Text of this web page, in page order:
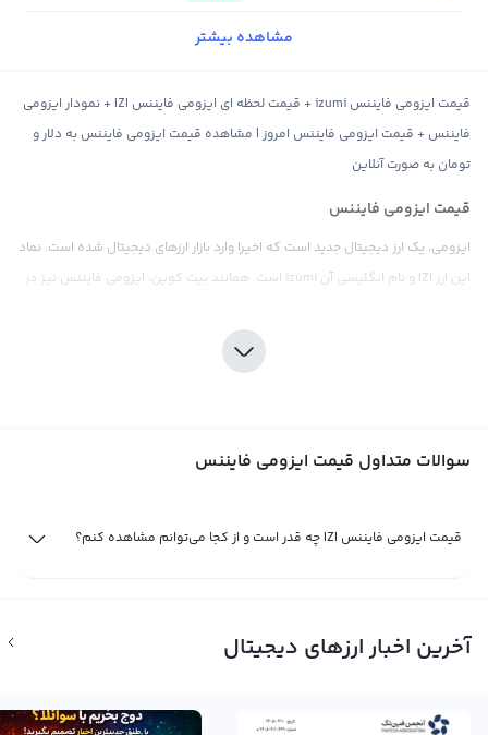
مشاهده بیشتر
قیمت ایزومی فایننس izumi + قیمت لحظه ای ایزومی فایننس IZI + نمودار ایزومی
فایننس + قیمت ایزومی فایننس امروز | مشاهده قیمت ایزومی فایننس به دلار و
تومان به صورت آنلاین
قیمت ایزومی فایننس
ایزومی، یک ارز دیجیتال جدید است که اخیرا وارد بازار ارزهای دیجیتال شده است. نماد
این ارز IZI و نام انگلیسی آن izumi است. همانند بیت کوین، ایزومی فایننس نیز در
عرضه و تقاضا در صرافی‌های ارز دیجیتال تعیین می‌شود. اخبار و رویدادهای مهم
اقتصادی، سیاسی، اجتماعی و فاندامنتال نیز می‌توانند تاثیر مستقیمی بر روند قیمت
یا ارزهای دیجیتال دیگر، مانند تتر و اتریوم، نمایش داده شود. در صرافی‌های
محاسبه می‌شود. تتر معمولا برابر با یک دلار آمریکا است، اما قیمت آن ممکن است
قیمت لحظه ای ایزومی فایننس حاصل خرید و فروش لحظه ای ایزومی فایننس در
سوالات متداول قیمت ایزومی فایننس
قیمت ایزومی فایننس IZI چه قدر است و از کجا می‌توانم مشاهده کنم؟
آخرین اخبار ارزهای دیجیتال